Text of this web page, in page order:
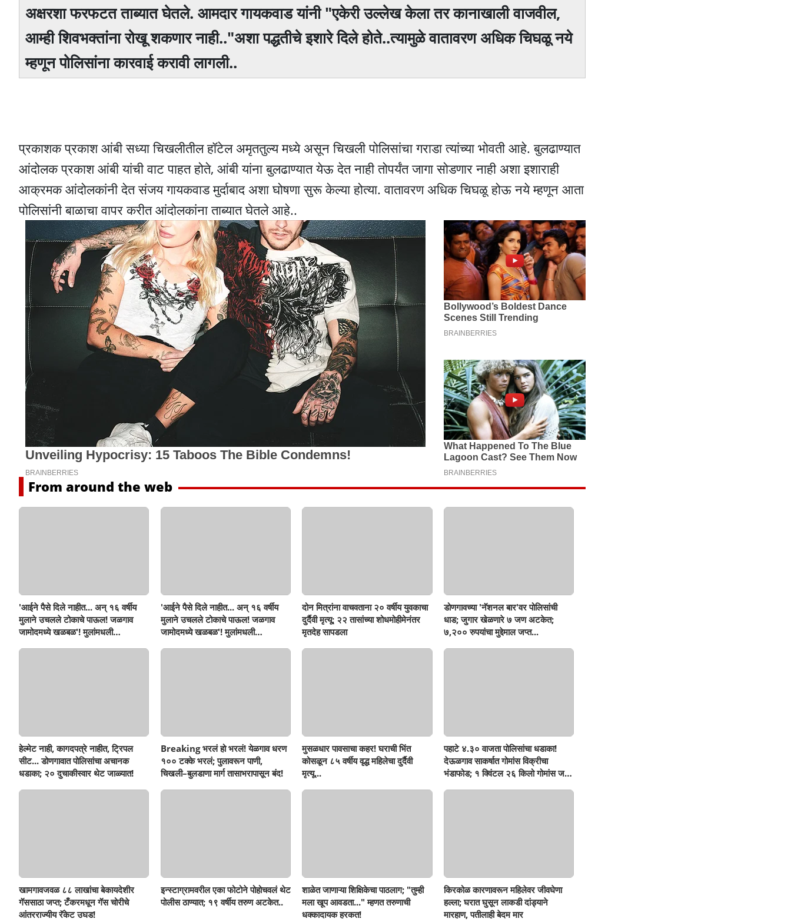
अक्षरशा फरफटत ताब्यात घेतले. आमदार गायकवाड यांनी "एकेरी उल्लेख केला तर कानाखाली वाजवील,
आम्ही शिवभक्तांना रोखू शकणार नाही.."अशा पद्धतीचे इशारे दिले होते..त्यामुळे वातावरण अधिक चिघळू नये
म्हणून पोलिसांना कारवाई करावी लागली..
प्रकाशक प्रकाश आंबी सध्या चिखलीतील हॉटेल अमृततुल्य मध्ये असून चिखली पोलिसांचा गराडा त्यांच्या भोवती आहे. बुलढाण्यात
आंदोलक प्रकाश आंबी यांची वाट पाहत होते, आंबी यांना बुलढाण्यात येऊ देत नाही तोपर्यंत जागा सोडणार नाही अशा इशाराही
आक्रमक आंदोलकांनी देत संजय गायकवाड मुर्दाबाद अशा घोषणा सुरू केल्या होत्या. वातावरण अधिक चिघळू होऊ नये म्हणून आता
पोलिसांनी बाळाचा वापर करीत आंदोलकांना ताब्यात घेतले आहे..
From around the web
'आईने पैसे दिले नाहीत... अन् १६ वर्षीय
मुलाने उचलले टोकाचे पाऊल! जळगाव
जामोदमध्ये खळबळ'! मुलांमधली
'आईने पैसे दिले नाहीत... अन् १६ वर्षीय
मुलाने उचलले टोकाचे पाऊल! जळगाव
जामोदमध्ये खळबळ'! मुलांमधली
दोन मित्रांना वाचवताना २० वर्षीय युवकाचा
दुर्दैवी मृत्यू; २२ तासांच्या शोधमोहीमेनंतर
मृतदेह सापडला
डोणगावच्या 'नॅशनल बार'वर पोलिसांची
धाड; जुगार खेळणारे ७ जण अटकेत;
७,२०० रुपयांचा मुद्देमाल जप्त...
हेल्मेट नाही, कागदपत्रे नाहीत, ट्रिपल
सीट... डोणगावात पोलिसांचा अचानक
धडाका; २० दुचाकीस्वार थेट जाळ्यात!
Breaking भरलं हो भरलं! येळगाव धरण
१०० टक्के भरलं; पुलावरून पाणी,
चिखली–बुलडाणा मार्ग तासाभरापासून बंद!
मुसळधार पावसाचा कहर! घराची भिंत
कोसळून ८५ वर्षीय वृद्ध महिलेचा दुर्दैवी
मृत्यू...
पहाटे ४.३० वाजता पोलिसांचा धडाका!
देऊळगाव साकर्षात गोमांस विक्रीचा
भंडाफोड; १ क्विंटल २६ किलो गोमांस जप्त,
खामगावजवळ ८८ लाखांचा बेकायदेशीर
गॅससाठा जप्त; टँकरमधून गॅस चोरीचे
आंतरराज्यीय रॅकेट उघड!
इन्स्टाग्रामवरील एका फोटोने पोहोचवलं थेट
पोलीस ठाण्यात; १९ वर्षीय तरुण अटकेत..
शाळेत जाणाऱ्या शिक्षिकेचा पाठलाग; "तुम्ही
मला खूप आवडता..." म्हणत तरुणाची
धक्कादायक हरकत!
किरकोळ कारणावरून महिलेवर जीवघेणा
हल्ला; घरात घुसून लाकडी दांड्याने
मारहाण, पतीलाही बेदम मार